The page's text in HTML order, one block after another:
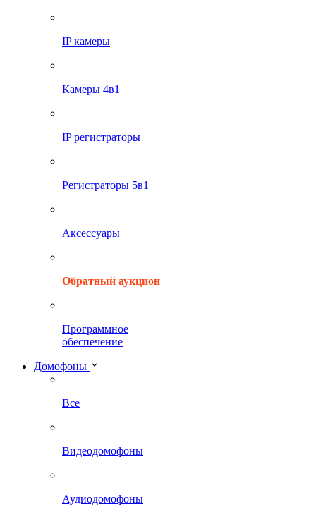
IP камеры
Камеры 4в1
IP регистраторы
Регистраторы 5в1
Аксессуары
Обратный аукцион
Программное
обеспечение
Домофоны
Все
Видеодомофоны
Аудиодомофоны